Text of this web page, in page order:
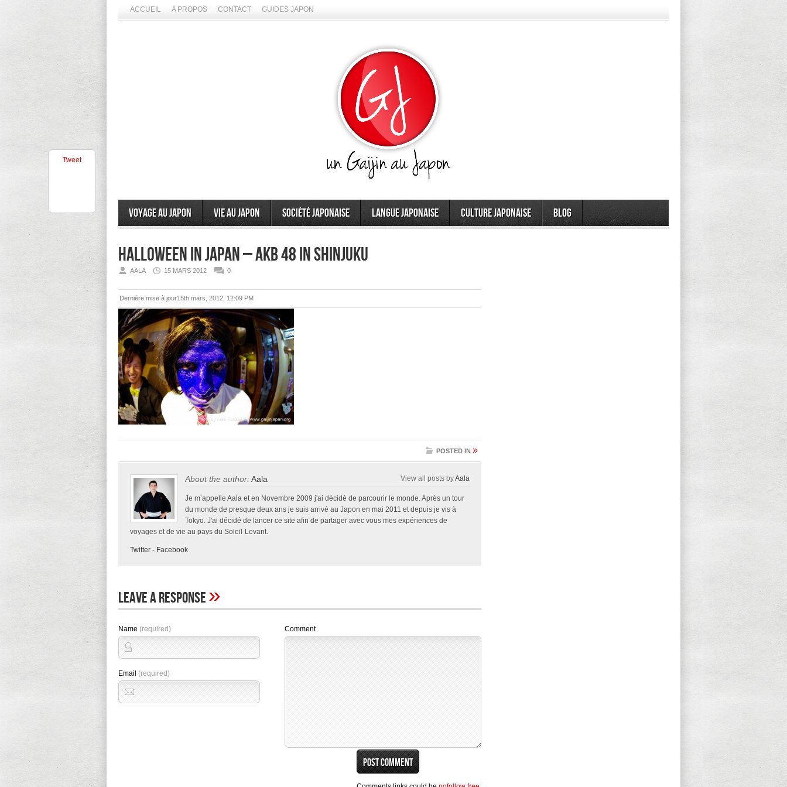
ACCUEIL A PROPOS CONTACT GUIDES JAPON
Voyage au Japon Vie au Japon Société japonaise Langue japonaise Culture japonaise Blog
halloween in japan – akb 48 in shinjuku
AALA 15 MARS 2012 0
Dernière mise à jour15th mars, 2012, 12:09 PM
Tweet
POSTED IN »
About the author:Aala View all posts byAala
Je m’appelle Aala et en Novembre 2009 j'ai décidé de parcourir le monde. Après un tour
du monde de presque deux ans je suis arrivé au Japon en mai 2011 et depuis je vis à
Tokyo. J'ai décidé de lancer ce site afin de partager avec vous mes expériences de
voyages et de vie au pays du Soleil-Levant.
Twitter - Facebook
Leave A Response»
Name (required)
Email (required)
Comment